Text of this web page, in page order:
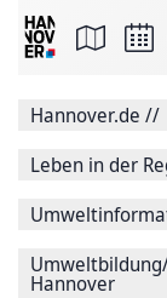
Seite
Facebook
teilen
Seitenlink
Seite
Drucken
Hannover.de //
Leben in der
Hannover